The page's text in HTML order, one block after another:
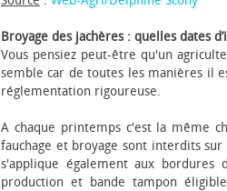
Broyage des jachères : quelles dates
Vous pensiez peut-être qu'un
semble car de toutes les manières il
réglementation rigoureuse.
A chaque printemps c'est la même
fauchage et broyage sont interdits sur
s'applique également aux bordures
production et bande tampon